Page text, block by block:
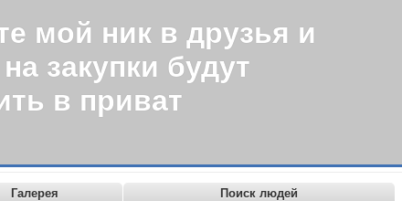
мой ник в друзья и
закупки будут
в приват
Галерея
Поиск людей